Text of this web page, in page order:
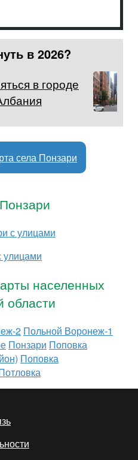
в 2026?
в городе
села Понзари
с улицами
улицами
населенных
области
2 Польной Воронеж-1
Понзари Поповка
Поповка